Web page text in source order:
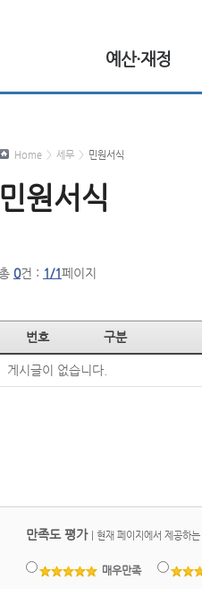
예산·재정
Home > 세무 > 민원서식
민원서식
0건 : 1/1페이지
번호 구분
게시글이 없습니다.
만족도 평가 현재 페이지에서 제공하
매우만족